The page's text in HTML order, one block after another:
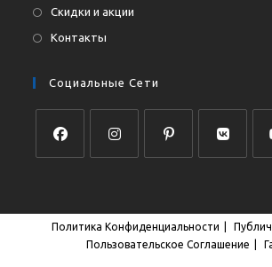
Скидки и акции
Контакты
Социальные Сети
новой
вкладке
новой
вкладке
новой
вкладке
новой
вкладке
Политика Конфиденциальности
Пользовательское Соглашение